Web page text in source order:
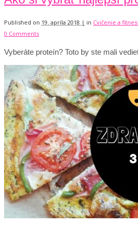
Published on 19. apríla 2018 | in Cvičenie a
0 Comments
Vyberáte proteín? Toto by ste mali